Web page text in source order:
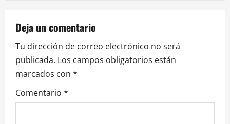
a
v
i
g
Deja un comentario
Tu dirección de correo electrónico no será
publicada. Los campos obligatorios están
marcados con *
Comentario *